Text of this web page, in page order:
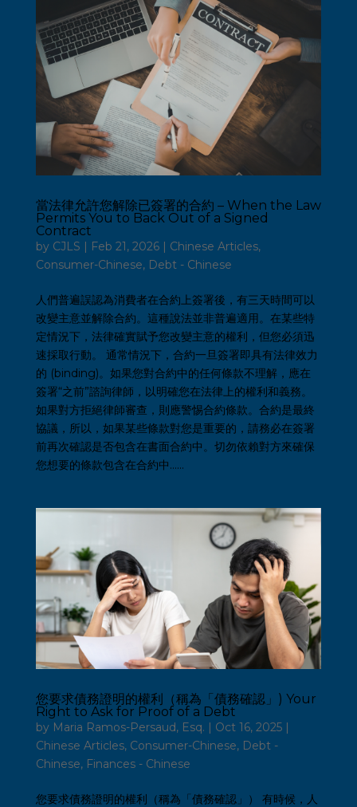
當法律允許您解除已簽署的合約 – When the Law
Permits You to Back Out of a Signed
Contract
by CJLS Feb 21, 2026| Chinese Articles,
Consumer-Chinese, Debt - Chinese
人們普遍誤認為消費者在合約上簽署後，有三天時間可以
改變主意並解除合約。這種說法並非普遍適用。在某些特
定情況下，法律確實賦予您改變主意的權利，但您必須迅
速採取行動。 通常情況下，合約一旦簽署即具有法律效力
的 (binding)。如果您對合約中的任何條款不理解，應在
簽署“之前”諮詢律師，以明確您在法律上的權利和義務。
如果對方拒絕律師審查，則應警惕合約條款。合約是最終
協議，所以，如果某些條款對您是重要的，請務必在簽署
前再次確認是否包含在書面合約中。切勿依賴對方來確保
您想要的條款包含在合約中…...
您要求債務證明的權利（稱為「債務確認」) Your
Right to Ask for Proof of a Debt
by Maria Ramos-Persaud, Esq. | Oct 16, 2025|
Chinese Articles, Consumer-Chinese, Debt -
Chinese, Finances - Chinese
您要求債務證明的權利（稱為「債務確認」） 有時候，人